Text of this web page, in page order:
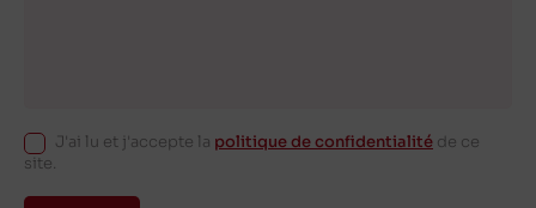
J'ai lu et j'accepte la politique de confidentialité de ce
site.